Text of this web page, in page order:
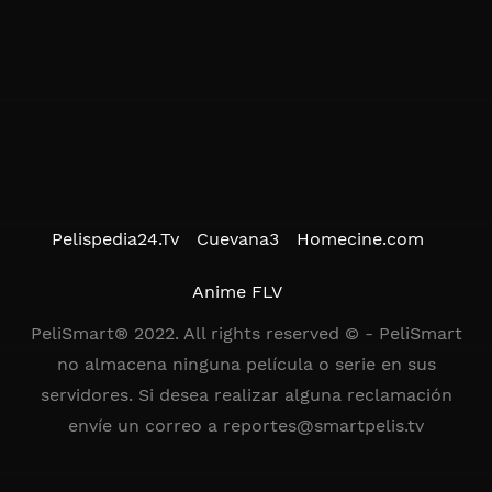
Pelispedia24.Tv Cuevana3 Homecine.com
Anime FLV
PeliSmart® 2022. All rights reserved © - PeliSmart
no almacena ninguna película o serie en sus
servidores. Si desea realizar alguna reclamación
envíe un correo a reportes@smartpelis.tv